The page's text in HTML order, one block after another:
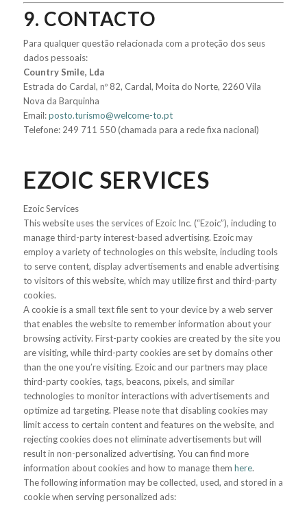
9. CONTACTO
Para qualquer questão relacionada com a proteção dos seus
dados pessoais:
Country Smile, Lda
Estrada do Cardal, nº 82, Cardal, Moita do Norte, 2260 Vila
Nova da Barquinha
Email:posto.turismo@welcome-to.pt
Telefone: 249 711 550 (chamada para a rede fixa nacional)
EZOIC SERVICES
Ezoic Services
This website uses the services of Ezoic Inc. (“Ezoic”), including to
manage third-party interest-based advertising. Ezoic may
employ a variety of technologies on this website, including tools
to serve content, display advertisements and enable advertising
to visitors of this website, which may utilize first and third-party
cookies.
A cookie is a small text file sent to your device by a web server
that enables the website to remember information about your
browsing activity. First-party cookies are created by the site you
are visiting, while third-party cookies are set by domains other
than the one you’re visiting. Ezoic and our partners may place
third-party cookies, tags, beacons, pixels, and similar
technologies to monitor interactions with advertisements and
optimize ad targeting. Please note that disabling cookies may
limit access to certain content and features on the website, and
rejecting cookies does not eliminate advertisements but will
result in non-personalized advertising. You can find more
information about cookies and how to manage them here.
The following information may be collected, used, and stored in a
cookie when serving personalized ads: